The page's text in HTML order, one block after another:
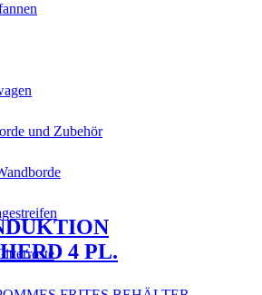
und Zubehör
4 PL.